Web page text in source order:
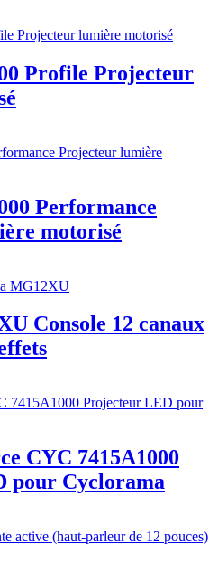
Profile Projecteur
Performance
motorisé
Console 12 canaux
CYC 7415A1000
pour Cyclorama